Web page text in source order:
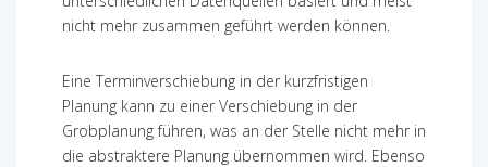
nicht mehr zusammen geführt werden können.
Eine Terminverschiebung in der kurzfristigen
Planung kann zu einer Verschiebung in der
Grobplanung führen, was an der Stelle nicht mehr in
die abstraktere Planung übernommen wird. Ebenso